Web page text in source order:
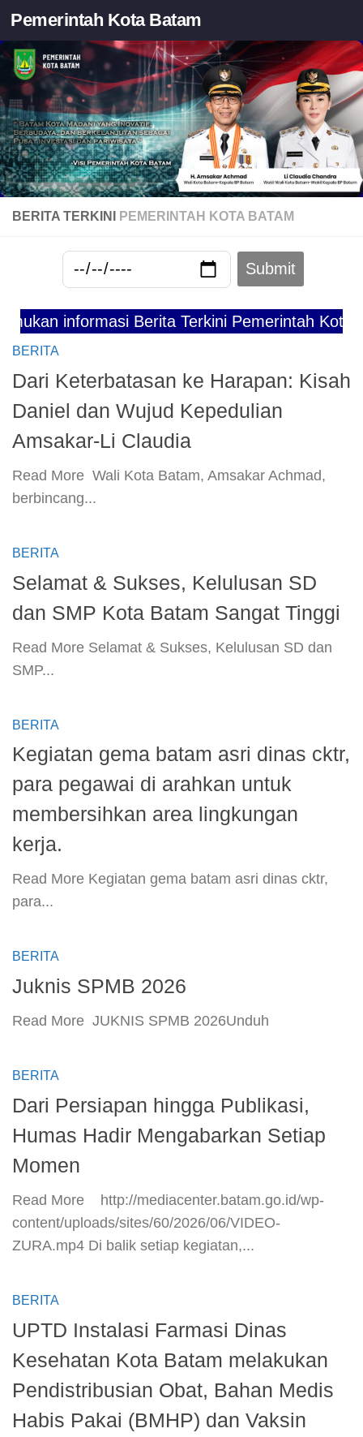
Skip to content
Pemerintah Kota Batam
BERITA TERKINI PEMERINTAH KOTA BATAM
informasi Berita Terkini Pemerintah Kota Batam
BERITA
Dari Keterbatasan ke Harapan: Kisah
Daniel dan Wujud Kepedulian
Amsakar-Li Claudia
​Read More ​ Wali Kota Batam, Amsakar Achmad,
berbincang...
BERITA
Selamat & Sukses, Kelulusan SD
dan SMP Kota Batam Sangat Tinggi
​Read More ​Selamat & Sukses, Kelulusan SD dan
SMP...
BERITA
Kegiatan gema batam asri dinas cktr,
para pegawai di arahkan untuk
membersihkan area lingkungan
kerja.
​Read More ​Kegiatan gema batam asri dinas cktr,
para...
BERITA
Juknis SPMB 2026
​Read More ​ JUKNIS SPMB 2026Unduh
BERITA
Dari Persiapan hingga Publikasi,
Humas Hadir Mengabarkan Setiap
Momen
​Read More ​ http://mediacenter.batam.go.id/wp-
content/uploads/sites/60/2026/06/VIDEO-
ZURA.mp4 Di balik setiap kegiatan,...
BERITA
UPTD Instalasi Farmasi Dinas
Kesehatan Kota Batam melakukan
Pendistribusian Obat, Bahan Medis
Habis Pakai (BMHP) dan Vaksin